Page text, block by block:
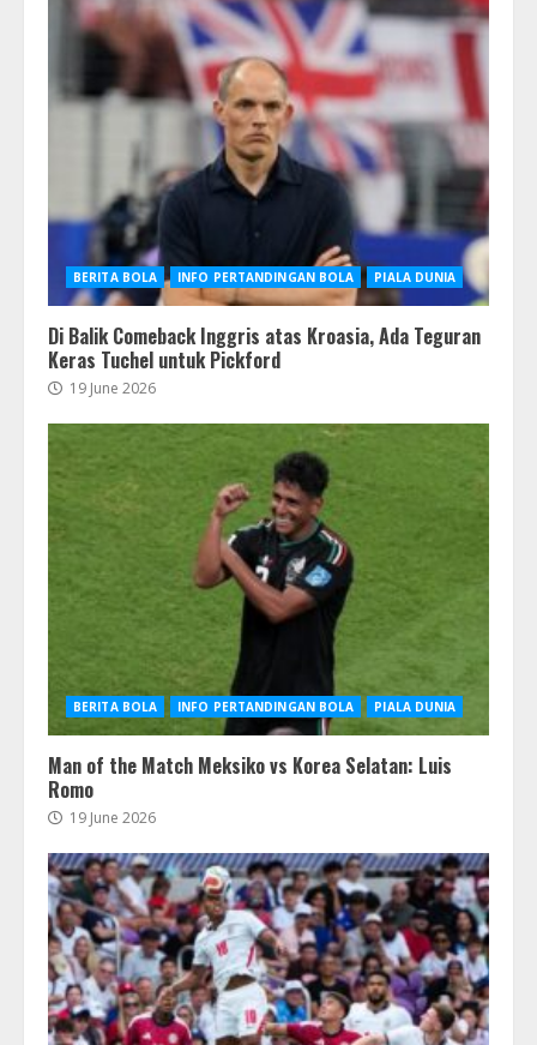
BERITA BOLA INFO PERTANDINGAN BOLA PIALA DUNIA
Di Balik Comeback Inggris atas Kroasia, Ada Teguran
Keras Tuchel untuk Pickford
19 June 2026
BERITA BOLA INFO PERTANDINGAN BOLA PIALA DUNIA
Man of the Match Meksiko vs Korea Selatan: Luis
Romo
19 June 2026